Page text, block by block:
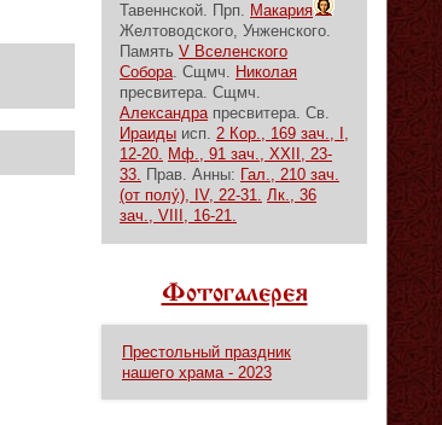
Тавеннской. Прп. Макария
Желтоводского, Унженского.
Память V Вселенского
Собора. Сщмч. Николая
пресвитера. Сщмч.
Александрапресвитера. Св.
Ираиды исп. 2 Кор., 169 зач., I,
12-20. Мф., 91 зач., XXII, 23-
33. Прав. Анны: Гал., 210 зач.
(от полу́), IV, 22-31. Лк., 36
зач., VIII, 16-21.
Фотогалерея
Престольный праздник
нашего храма - 2023